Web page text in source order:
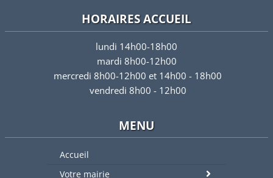
HORAIRES ACCUEIL
lundi 14h00-18h00
mardi 8h00-12h00
mercredi 8h00-12h00 et 14h00 - 18h00
vendredi 8h00 - 12h00
MENU
Accueil
Votre mairie